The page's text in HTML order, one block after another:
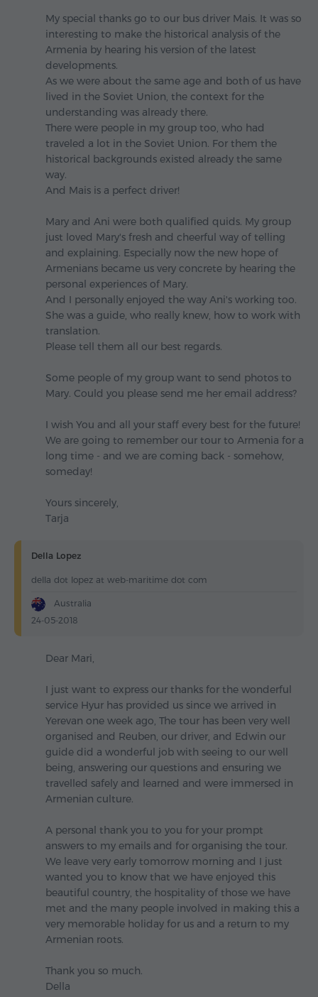
My special thanks go to our bus driver Mais. It was so
interesting to make the historical analysis of the
Armenia by hearing his version of the latest
developments.
As we were about the same age and both of us have
lived in the Soviet Union, the context for the
understanding was already there.
There were people in my group too, who had
traveled a lot in the Soviet Union. For them the
historical backgrounds existed already the same
way.
And Mais is a perfect driver!
Mary and Ani were both qualified quids. My group
just loved Mary's fresh and cheerful way of telling
and explaining. Especially now the new hope of
Armenians became us very concrete by hearing the
personal experiences of Mary.
And I personally enjoyed the way Ani's working too.
She was a guide, who really knew, how to work with
translation.
Please tell them all our best regards.
Some people of my group want to send photos to
Mary. Could you please send me her email address?
I wish You and all your staff every best for the future!
We are going to remember our tour to Armenia for a
long time - and we are coming back - somehow,
someday!
Yours sincerely,
Tarja
Della Lopez
della dot lopez at web-maritime dot com
Australia
24-05-2018
Dear Mari,
I just want to express our thanks for the wonderful
service Hyur has provided us since we arrived in
Yerevan one week ago, The tour has been very well
organised and Reuben, our driver, and Edwin our
guide did a wonderful job with seeing to our well
being, answering our questions and ensuring we
travelled safely and learned and were immersed in
Armenian culture.
A personal thank you to you for your prompt
answers to my emails and for organising the tour.
We leave very early tomorrow morning and I just
wanted you to know that we have enjoyed this
beautiful country, the hospitality of those we have
met and the many people involved in making this a
very memorable holiday for us and a return to my
Armenian roots.
Thank you so much.
Della